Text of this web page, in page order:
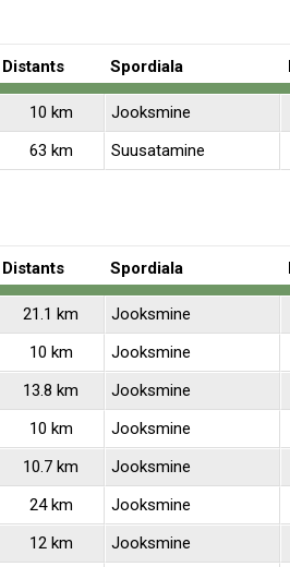
Distants Spordiala
10 km Jooksmine
63 km Suusatamine
Distants Spordiala
21.1 km Jooksmine
10 km Jooksmine
13.8 km Jooksmine
10 km Jooksmine
10.7 km Jooksmine
24 km Jooksmine
12 km Jooksmine